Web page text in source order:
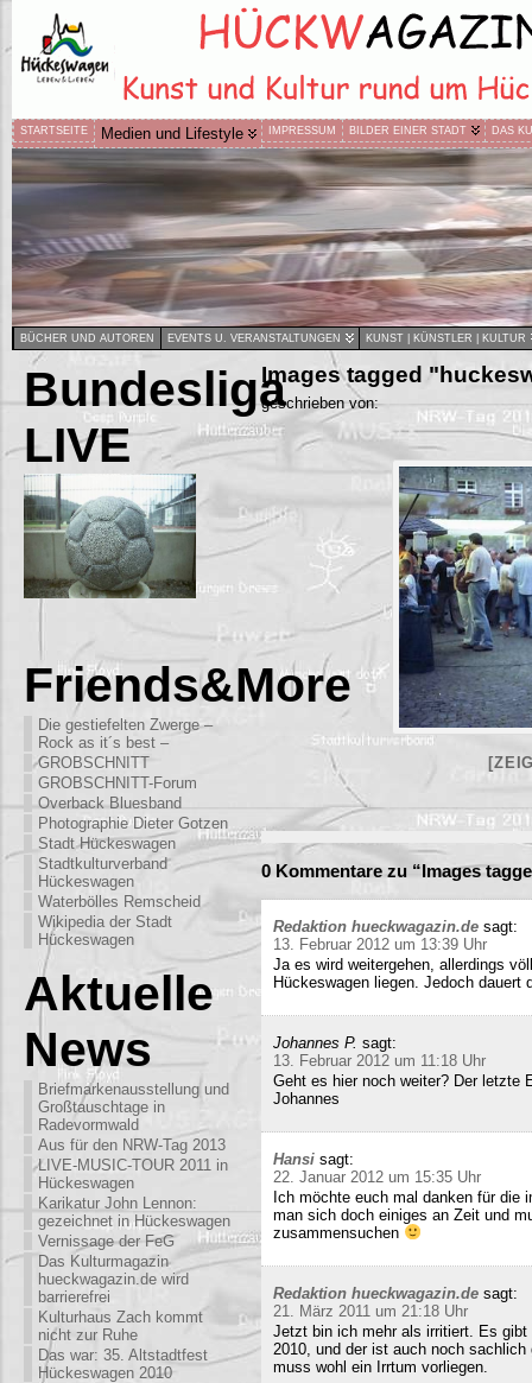
STARTSEITE Medien und Lifestyle IMPRESSUM BILDER EINER STADT DAS
BÜCHER UND AUTOREN EVENTS U. VERANSTALTUNGEN KUNST | KÜNSTLER | KULTUR
Bundesliga
LIVE
Friends&More
Die gestiefelten Zwerge –
Rock as it´s best –
GROBSCHNITT
GROBSCHNITT-Forum
Overback Bluesband
Photographie Dieter Gotzen
Stadt Hückeswagen
Stadtkulturverband
Hückeswagen
Waterbölles Remscheid
Wikipedia der Stadt
Hückeswagen
Aktuelle
News
Briefmarkenausstellung und
Großtauschtage in
Radevormwald
Aus für den NRW-Tag 2013
LIVE-MUSIC-TOUR 2011 in
Hückeswagen
Karikatur John Lennon:
gezeichnet in Hückeswagen
Vernissage der FeG
Das Kulturmagazin
hueckwagazin.de wird
barrierefrei
Kulturhaus Zach kommt
nicht zur Ruhe
Das war: 35. Altstadtfest
Hückeswagen 2010
Images tagged
geschrieben von:
0 Kommentare zu “Images
Redaktion hueckwagazin.de sagt:
13. Februar 2012 um 13:39 Uhr
Ja es wird weitergehen, allerdings
Hückeswagen liegen. Jedoch
Johannes P. sagt:
13. Februar 2012 um 11:18 Uhr
Geht es hier noch weiter? Der letzte
Johannes
Hansi sagt:
22. Januar 2012 um 15:35 Uhr
Ich möchte euch mal danken für die
man sich doch einiges an Zeit und
zusammensuchen
Redaktion hueckwagazin.de sagt:
21. März 2011 um 21:18 Uhr
Jetzt bin ich mehr als irritiert. Es gibt
2010, und der ist auch noch
muss wohl ein Irrtum vorliegen.